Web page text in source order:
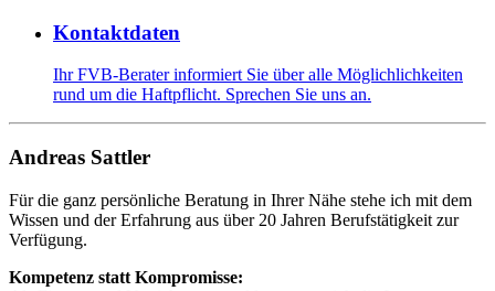
Kontaktdaten
Ihr FVB-Berater informiert Sie über alle Möglichlichkeiten
rund um die Haftpflicht. Sprechen Sie uns an.
Andreas Sattler
Für die ganz persönliche Beratung in Ihrer Nähe stehe ich mit dem
Wissen und der Erfahrung aus über 20 Jahren Berufstätigkeit zur
Verfügung.
Kompetenz statt Kompromisse: